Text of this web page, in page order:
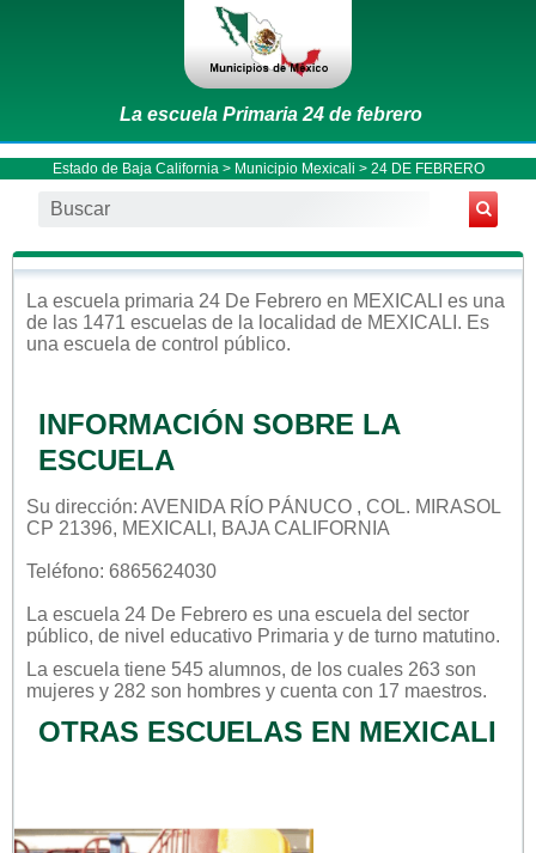
La escuela Primaria 24 de febrero
Estado de Baja California > Municipio Mexicali > 24 DE FEBRERO
La escuela primaria 24 De Febrero en MEXICALI es una
de las 1471 escuelas de la localidad de MEXICALI . Es
una escuela de control público.
INFORMACIÓN SOBRE LA
ESCUELA
Su dirección: AVENIDA RÍO PÁNUCO , COL. MIRASOL
CP 21396, MEXICALI, BAJA CALIFORNIA
Teléfono: 6865624030
La escuela 24 De Febrero es una escuela del sector
público, de nivel educativo Primaria y de turno matutino.
La escuela tiene 545 alumnos, de los cuales 263 son
mujeres y 282 son hombres y cuenta con 17 maestros.
OTRAS ESCUELAS EN MEXICALI